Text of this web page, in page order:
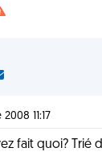
11:17
fait quoi? Trié